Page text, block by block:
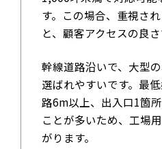
す。この場合、重視さ
と、顧客アクセスの良さ
幹線道路沿いで、大型
選ばれやすいです。最
路6m以上、出入口1箇
ことが多いため、工場
がります。